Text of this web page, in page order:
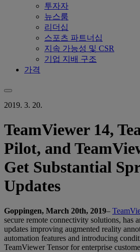
투자자
뉴스룸
리더십
스포츠 파트너십
지속 가능성 및 CSR
기업 지배 구조
가격
2019. 3. 20.
TeamViewer 14,
Pilot, and
Get Substantial
Updates
Goppingen, March 20th, 2019–
secure remote connectivity solutions, has
updates improving augmented reality
automation features and introducing
TeamViewer Tensor for enterprise